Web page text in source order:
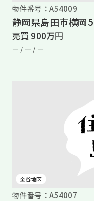
物件番号：A54009
静岡県島田市横岡
売買 900万円
― / ― / ―
金谷地区
物件番号：A54007